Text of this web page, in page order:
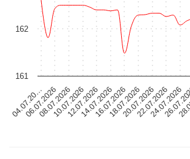
04.07.20…
06.07.2026
08.07.2026
10.07.2026
12.07.2026
14.07.2026
16.07.2026
18.07.2026
20.07.2026
22.07.2026
24.07.2026
161
162